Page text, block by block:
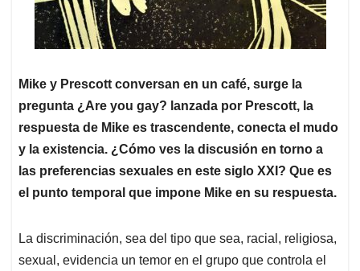
Mike y Prescott conversan en un café, surge la
pregunta ¿Are you gay? lanzada por Prescott, la
respuesta de Mike es trascendente, conecta el mudo
y la existencia. ¿Cómo ves la discusión en torno a
las preferencias sexuales en este siglo XXI? Que es
el punto temporal que impone Mike en su respuesta.
La discriminación, sea del tipo que sea, racial, religiosa,
sexual, evidencia un temor en el grupo que controla el